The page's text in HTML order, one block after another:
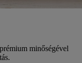
minőségével